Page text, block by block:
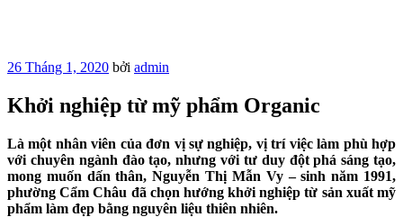
Đăng
26 Tháng 1, 2020 bởi admin
Khởi nghiệp từ mỹ phẩm Organic
Là một nhân viên của đơn vị sự nghiệp, vị trí việc làm phù hợp
với chuyên ngành đào tạo, nhưng với tư duy đột phá sáng tạo,
mong muốn dấn thân, Nguyễn Thị Mẫn Vy – sinh năm 1991,
phường Cẩm Châu đã chọn hướng khởi nghiệp từ sản xuất mỹ
phẩm làm đẹp bằng nguyên liệu thiên nhiên.